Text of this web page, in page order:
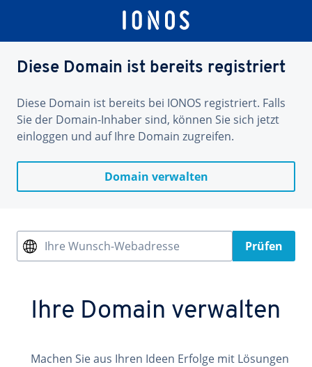
Diese Domain ist bereits registriert
Diese Domain ist bereits bei IONOS registriert. Falls
Sie der Domain-Inhaber sind, können Sie sich jetzt
einloggen und auf Ihre Domain zugreifen.
Domain verwalten
Ihre Wunsch-Webadresse Prüfen
Ihre Domain verwalten
Machen Sie aus Ihren Ideen Erfolge mit Lösungen